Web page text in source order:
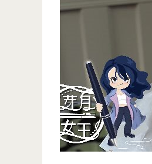
理-2026
節
盛
大